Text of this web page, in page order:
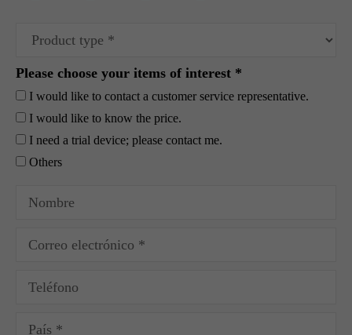
Please choose your items of interest *
I would like to contact a customer service representative.
I would like to know the price.
I need a trial device; please contact me.
Others